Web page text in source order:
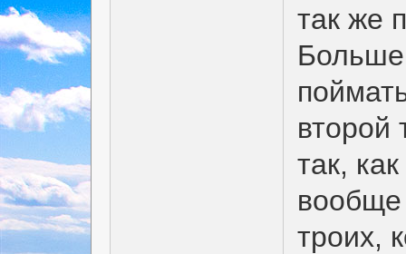
так же
Больше
второй
так,
вообще
троих,